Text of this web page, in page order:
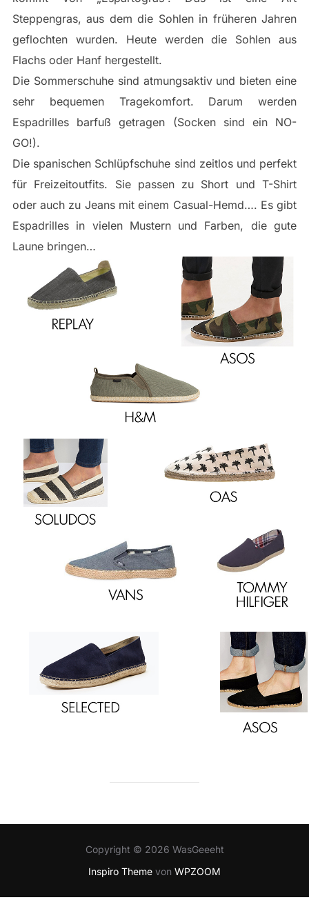
Steppengras, aus dem die Sohlen in früheren Jahren
geflochten wurden. Heute werden die Sohlen aus
Flachs oder Hanf hergestellt.
Die Sommerschuhe sind atmungsaktiv und bieten eine
sehr bequemen Tragekomfort. Darum werden
Espadrilles barfuß getragen (Socken sind ein NO-
GO!).
Die spanischen Schlüpfschuhe sind zeitlos und perfekt
für Freizeitoutfits. Sie passen zu Short und T-Shirt
oder auch zu Jeans mit einem Casual-Hemd…. Es gibt
Espadrilles in vielen Mustern und Farben, die gute
Laune bringen…
Copyright © 2026 WasGeeeht
Inspiro Theme von WPZOOM